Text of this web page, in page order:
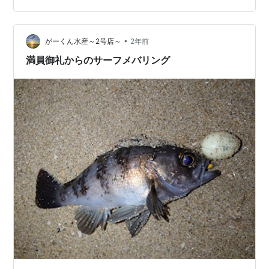
群れが小さくて足も早いみたいです。という事で、あま
り期待せずにタックルを組み立てます。この日もシマノ･
ソアレウルトラシュートという重心移動装置付きのフロ
ートを使用したフロートリグでございま…
がーくん水産～2号店～ • 2年前
満員御礼からのサーフメバリング